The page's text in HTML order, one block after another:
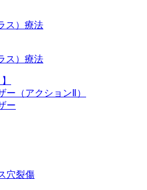
ス）療法
ス）療法
ー（アクションⅡ）
ー
穴裂傷